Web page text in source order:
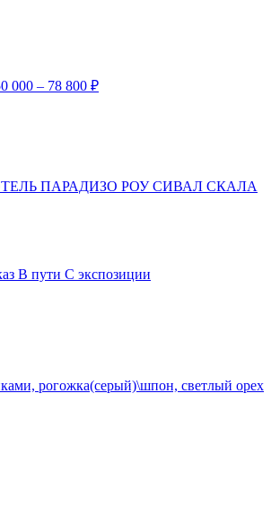
000 – 78 800 ₽
ПАРАДИЗО РОУ СИВАЛ СКАЛА
В пути С экспозиции
рогожка(серый)\шпон, светлый орех